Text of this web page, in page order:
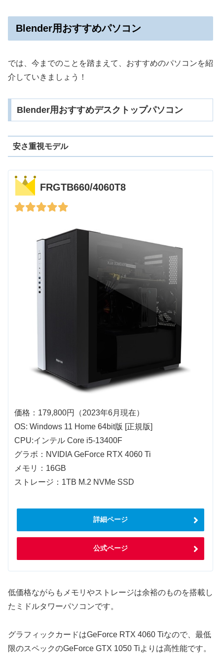
Blender用おすすめパソコン
では、今までのことを踏まえて、おすすめのパソコンを紹
介していきましょう！
Blender用おすすめデスクトップパソコン
安さ重視モデル
FRGTB660/4060T8
価格：179,800円（2023年6月現在）
OS: Windows 11 Home 64bit版 [正規版]
CPU:インテル Core i5-13400F
グラボ：NVIDIA GeForce RTX 4060 Ti
メモリ：16GB
ストレージ：1TB M.2 NVMe SSD
詳細ページ
公式ページ
低価格ながらもメモリやストレージは余裕のものを搭載し
たミドルタワーパソコンです。
グラフィックカードはGeForce RTX 4060 Tiなので、最低
限のスペックのGeForce GTX 1050 Tiよりは高性能です。